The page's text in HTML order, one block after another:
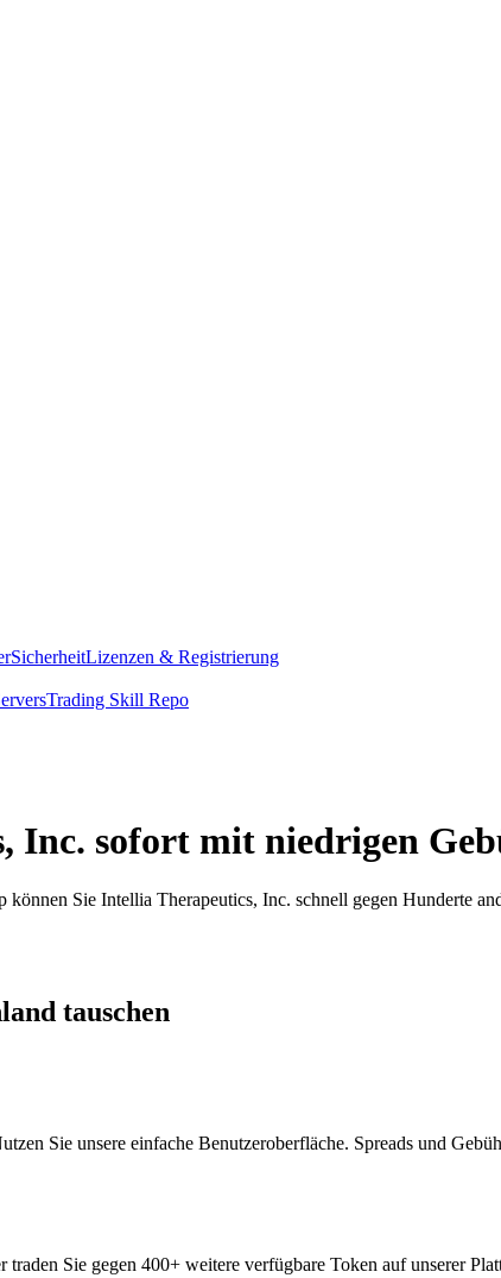
SicherheitLizenzen & Registrierung
Trading Skill Repo
Inc. sofort mit niedrigen
Sie Intellia Therapeutics, Inc. schnell gegen Hunderte
tauschen
Sie unsere einfache Benutzeroberfläche. Spreads und
Sie gegen 400+ weitere verfügbare Token auf unserer